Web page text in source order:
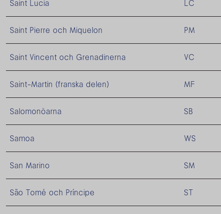
Saint Lucia LC
Saint Pierre och Miquelon PM
Saint Vincent och Grenadinerna VC
Saint-Martin (franska delen) MF
Salomonöarna SB
Samoa WS
San Marino SM
São Tomé och Príncipe ST